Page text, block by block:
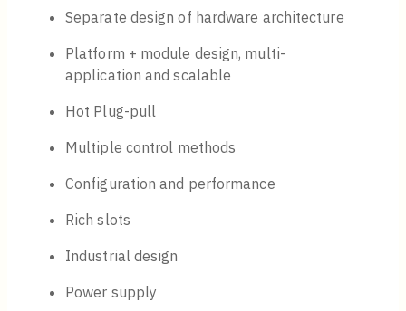
Separate design of hardware architecture
Platform + module design, multi-
application and scalable
Hot Plug-pull
Multiple control methods
Configuration and performance
Rich slots
Industrial design
Power supply